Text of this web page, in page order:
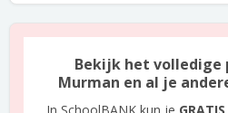
Bekijk het volledige
Murman en al je